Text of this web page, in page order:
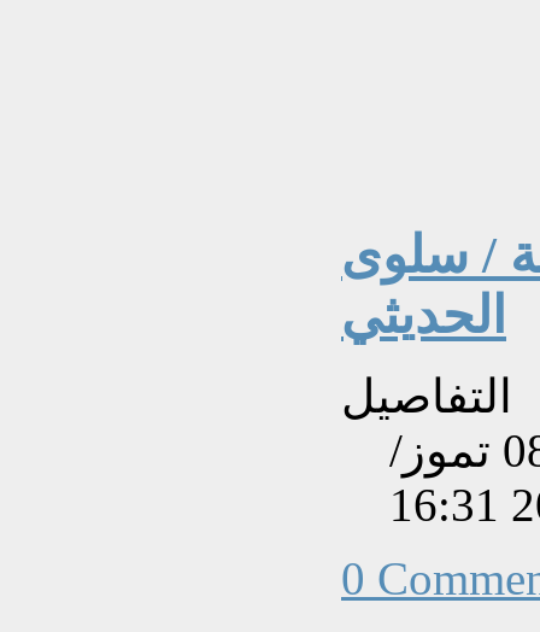
/ سلوى
الحديثي
التفاصيل
تم إنشاءه بتاريخ الثلاثاء, 08 تموز/
0